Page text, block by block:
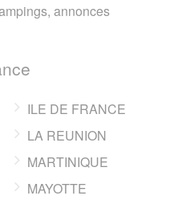
annonces
ILE DE FRANCE
LA REUNION
MARTINIQUE
MAYOTTE